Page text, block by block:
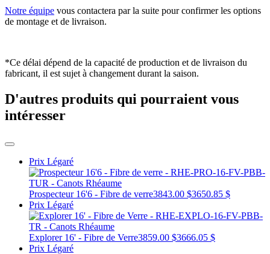
Notre équipe vous contactera par la suite pour confirmer les options
de montage et de livraison.
*Ce délai dépend de la capacité de production et de livraison du
fabricant, il est sujet à changement durant la saison.
D'autres produits qui pourraient vous
intéresser
Prix Légaré
Prospecteur 16'6 - Fibre de verre3843.00 $3650.85 $
Prix Légaré
Explorer 16' - Fibre de Verre3859.00 $3666.05 $
Prix Légaré